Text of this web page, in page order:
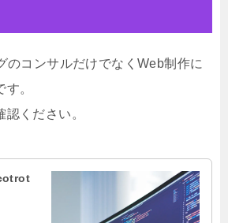
のコンサルだけでなくWeb制作に
。
ください。